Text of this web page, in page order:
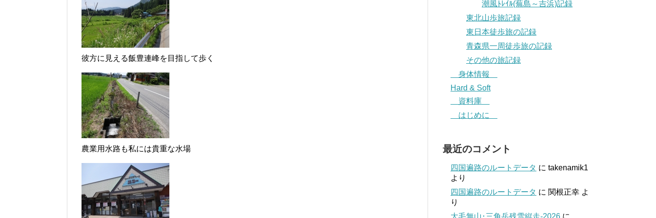
彼方に見える飯豊連峰を目指して歩く
農業用水路も私には貴重な水場
潮風ﾄﾚｲﾙ(蕪島～吉浜)記録
東北山歩旅記録
東日本徒歩旅の記録
青森県一周徒歩旅の記録
その他の旅記録
身体情報
Hard & Soft
資料庫
はじめに
最近のコメント
四国遍路のルートデータ に takenamik1
より
四国遍路のルートデータ に 関根正幸 よ
り